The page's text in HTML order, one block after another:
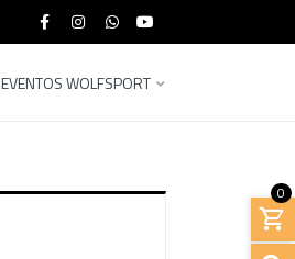
EVENTOS WOLFSPORT
0